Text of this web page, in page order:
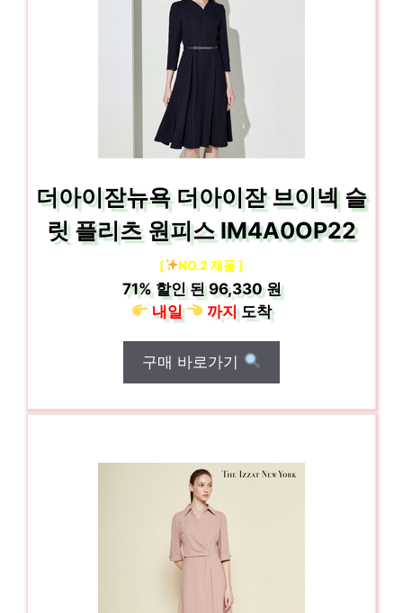
더아이잗뉴욕 더아이잗 브이넥 슬
릿 플리츠 원피스 IM4A0OP22
[ NO.2 제품 ]
71%할인 된96,330 원
내일
까지도착
구매 바로가기